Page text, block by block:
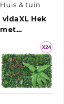
Huis & tuin
vidaXL Hek
met
kunstplanten 24
st 40×60 cm
groen
Quick
View